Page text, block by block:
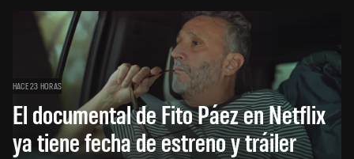
HACE 23 HORAS
El documental de Fito Páez en Netflix
ya tiene fecha de estreno y tráiler